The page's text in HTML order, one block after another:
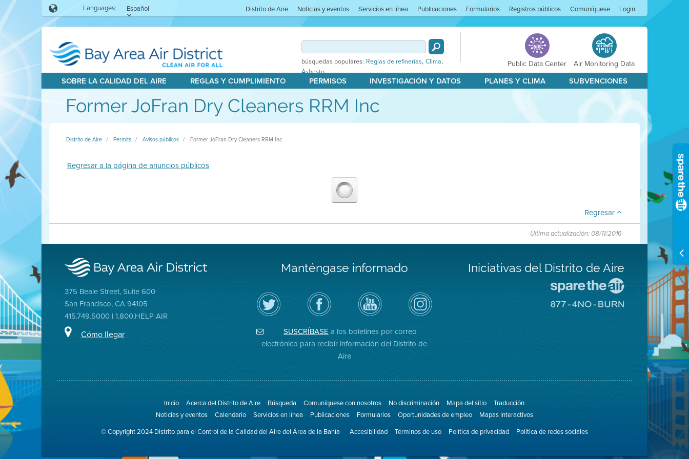
Languages: Español Distrito de Aire Noticias y eventos Servicios en línea Publicaciones Formularios Registros públicos Comuníquese Login
búsquedas populares: Reglas de refinerías, Clima,
Asbesto
Public Data Center Air Monitoring Data
SOBRE LA CALIDAD DEL AIRE REGLAS Y CUMPLIMIENTO PERMISOS INVESTIGACIÓN Y DATOS PLANES Y CLIMA SUBVENCIONES
Former JoFran Dry Cleaners RRM Inc
Distrito de Aire Permits Avisos públicos Former JoFran Dry Cleaners RRM Inc
Regresar a la página de anuncios públicos
Regresar
Última actualización: 08/11/2016
375 Beale Street, Suite 600
San Francisco, CA 94105
415.749.5000 | 1.800.HELP AIR
Cómo llegar
Manténgase informado
Siga
el
Distrito
de
Visite
la
página
de
del
Canal
de
YouTube
del
de
Aire
Air
District
on
Instagram
SUSCRÍBASEa los boletines por correo
electrónico para recibir información del Distrito de
Aire
Iniciativas del Distrito de Aire
el
(proteja
aire)
Inicio Acerca del Distrito de Aire Búsqueda Comuníquese con nosotros No discriminación Mapa del sitio
Traducción
Noticias y eventos
Calendario Servicios en línea Publicaciones Formularios Oportunidades de empleo
Mapas interactivos
© Copyright 2024 Distrito para el Control de la Calidad del Aire del Área de la Bahía
Accesibilidad Términos de uso Política de privacidad Política de redes sociales